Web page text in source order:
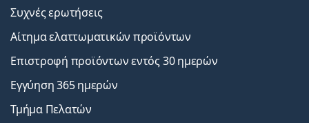
Συχνές ερωτήσεις
Αίτημα ελαττωματικών προϊόντων
Επιστροφή προϊόντων εντός 30 ημερών
Εγγύηση 365 ημερών
Τμήμα Πελατών